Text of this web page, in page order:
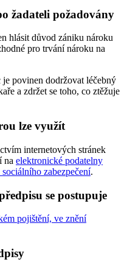
žadateli požadovány
hlásit důvod zániku nároku
pro trvání nároku na
je povinen dodržovat léčebný
a zdržet se toho, co ztěžuje
lze využít
internetových stránek
na elektronické podatelny
zabezpečení.
se postupuje
pojištění, ve znění